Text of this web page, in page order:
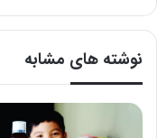
جامع
نوشته های مشابه